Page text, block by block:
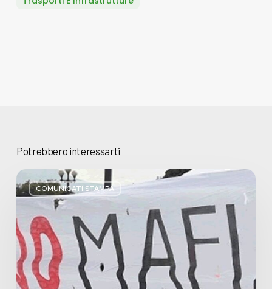
Potrebbero interessarti
COMUNICATI STAMPA
Basta
bugie,
Regione
Lombardia
pratica
l’antimafia
solo
a
parole